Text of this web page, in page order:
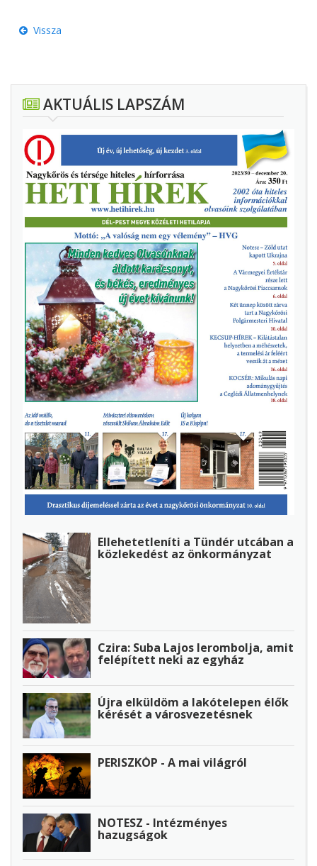
Vissza
AKTUÁLIS LAPSZÁM
Ellehetetleníti a Tündér utcában a
közlekedést az önkormányzat
Czira: Suba Lajos lerombolja, amit
felépített neki az egyház
Újra elküldöm a lakótelepen élők
kérését a városvezetésnek
PERISZKÓP - A mai világról
NOTESZ - Intézményes
hazugságok